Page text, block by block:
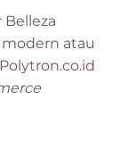
modern atau